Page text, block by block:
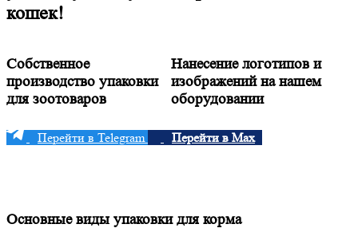
кошек!
Собственное
производство упаковки
для зоотоваров
Нанесение логотипов и
изображений на нашем
оборудовании
Перейти в Telegram Перейти в Max
Основные виды упаковки для корма